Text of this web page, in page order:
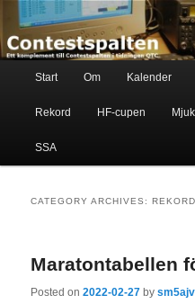
primary
content
secondary
content
Contestspalten
Ett komplement till
Start Om Kalender
Rekord HF-cupen
SSA
CATEGORY ARCHIVES:REKORD
Maratontabellen
Posted on2022-02-27 bysm5ajv